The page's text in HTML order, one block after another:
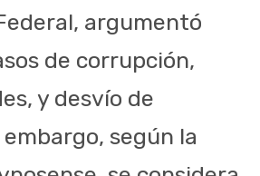
argumentó
de corrupción,
y desvío de
según la